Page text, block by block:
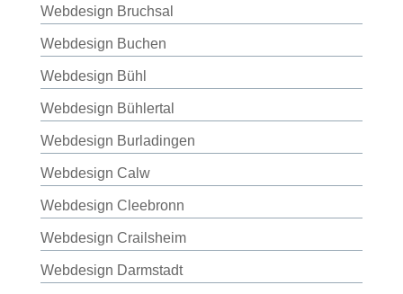
Webdesign Bruchsal
Webdesign Buchen
Webdesign Bühl
Webdesign Bühlertal
Webdesign Burladingen
Webdesign Calw
Webdesign Cleebronn
Webdesign Crailsheim
Webdesign Darmstadt